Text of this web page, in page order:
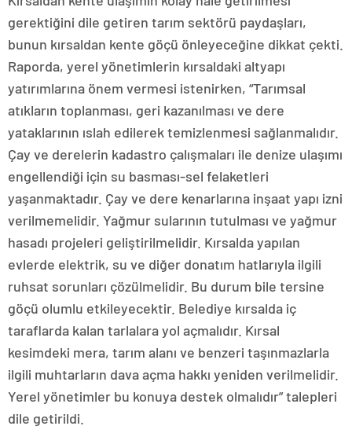
gerektiğini dile getiren tarım sektörü paydaşları,
bunun kırsaldan kente göçü önleyeceğine dikkat çekti.
Raporda, yerel yönetimlerin kırsaldaki altyapı
yatırımlarına önem vermesi istenirken, “Tarımsal
atıkların toplanması, geri kazanılması ve dere
yataklarının ıslah edilerek temizlenmesi sağlanmalıdır.
Çay ve derelerin kadastro çalışmaları ile denize ulaşımı
engellendiği için su basması-sel felaketleri
yaşanmaktadır. Çay ve dere kenarlarına inşaat yapı izni
verilmemelidir. Yağmur sularının tutulması ve yağmur
hasadı projeleri geliştirilmelidir. Kırsalda yapılan
evlerde elektrik, su ve diğer donatım hatlarıyla ilgili
ruhsat sorunları çözülmelidir. Bu durum bile tersine
göçü olumlu etkileyecektir. Belediye kırsalda iç
taraflarda kalan tarlalara yol açmalıdır. Kırsal
kesimdeki mera, tarım alanı ve benzeri taşınmazlarla
ilgili muhtarların dava açma hakkı yeniden verilmelidir.
Yerel yönetimler bu konuya destek olmalıdır” talepleri
dile getirildi.